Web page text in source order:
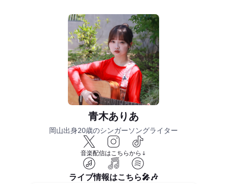
青木ありあ
岡山出身20歳のシンガーソングライター
音楽配信はこちらから↓
ライブ情報はこちら🎤🎶